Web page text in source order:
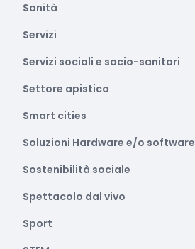
Sanità
Servizi
Servizi sociali e socio-sanitari
Settore apistico
Smart cities
Soluzioni Hardware e/o software
Sostenibilità sociale
Spettacolo dal vivo
Sport